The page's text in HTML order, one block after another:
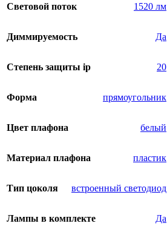
Световой поток 1520 лм
Диммируемость Да
Степень защиты ip 20
Форма прямоугольник
Цвет плафона белый
Материал плафона пластик
Тип цоколя встроенный светодиод
Лампы в комплекте Да